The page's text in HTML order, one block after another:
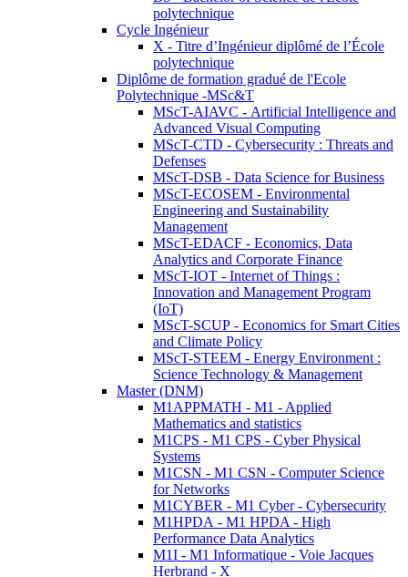
polytechnique
Cycle Ingénieur
X - Titre d’Ingénieur diplômé de l’École
polytechnique
Diplôme de formation gradué de l'Ecole
Polytechnique -MSc&T
MScT-AIAVC - Artificial Intelligence and
Advanced Visual Computing
MScT-CTD - Cybersecurity : Threats and
Defenses
MScT-DSB - Data Science for Business
MScT-ECOSEM - Environmental
Engineering and Sustainability
Management
MScT-EDACF - Economics, Data
Analytics and Corporate Finance
MScT-IOT - Internet of Things :
Innovation and Management Program
(IoT)
MScT-SCUP - Economics for Smart Cities
and Climate Policy
MScT-STEEM - Energy Environment :
Science Technology & Management
Master (DNM)
M1APPMATH - M1 - Applied
Mathematics and statistics
M1CPS - M1 CPS - Cyber Physical
Systems
M1CSN - M1 CSN - Computer Science
for Networks
M1CYBER - M1 Cyber - Cybersecurity
M1HPDA - M1 HPDA - High
Performance Data Analytics
M1I - M1 Informatique - Voie Jacques
Herbrand - X